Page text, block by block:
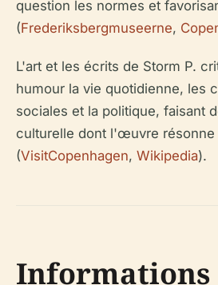
question les normes et
(Frederiksbergmuseerne,
L'art et les écrits de Storm P.
humour la vie quotidienne, les
sociales et la politique, faisant
culturelle dont l'œuvre résonne
(VisitCopenhagen, Wikipedia).
Informations